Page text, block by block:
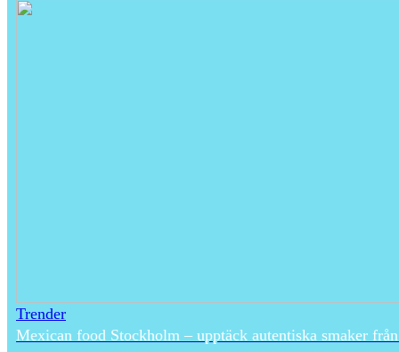
Trender
Mexican food Stockholm – upptäck autentiska smaker